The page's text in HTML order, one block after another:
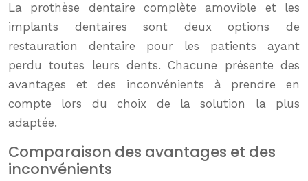
La prothèse dentaire complète amovible et les
implants dentaires sont deux options de
restauration dentaire pour les patients ayant
perdu toutes leurs dents. Chacune présente des
avantages et des inconvénients à prendre en
compte lors du choix de la solution la plus
adaptée.
Comparaison des avantages et des
inconvénients